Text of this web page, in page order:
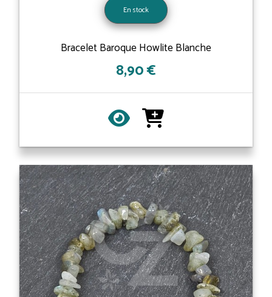
En stock
Bracelet Baroque Howlite Blanche
8,90 €